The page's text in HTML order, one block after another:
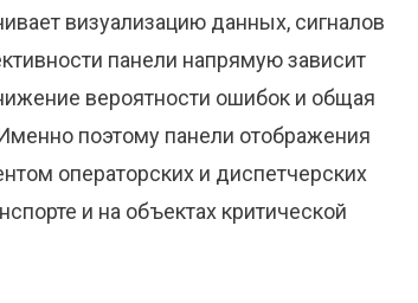
визуализацию данных, сигналов
панели напрямую зависит
вероятности ошибок и общая
поэтому панели отображения
операторских и диспетчерских
и на объектах критической